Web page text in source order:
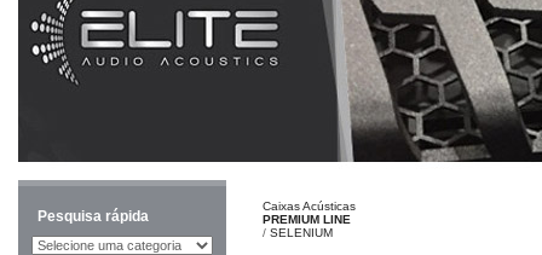
Pesquisa rápida
Caixas Acústicas
PREMIUM LINE
/ SELENIUM